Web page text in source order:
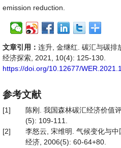
emission reduction.
文章引用： 连升, 金继红. 碳汇与碳排
经济探索, 2021, 10(4): 125-130.
https://doi.org/10.12677/
参考文献
[1]
陈刚. 我国森林碳汇经济价值
(5): 109-111.
[2]
李怒云, 宋维明. 气候变化与
经济, 2006(5): 60-64+80.